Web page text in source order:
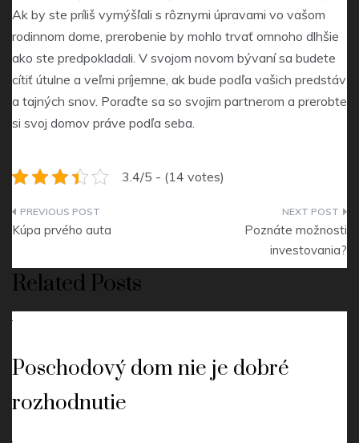
Ak by ste príliš vymýšľali s rôznymi úpravami vo vašom
rodinnom dome, prerobenie by mohlo trvať omnoho dlhšie
ako ste predpokladali. V svojom novom bývaní sa budete
cítiť útulne a veľmi príjemne, ak bude podľa vašich predstáv
a tajných snov. Poraďte sa so svojim partnerom a prerobte
si svoj domov práve podľa seba.
3.4/5 - (14 votes)
Navigace
příspěvek
Kúpa prvého auta
Poznáte možnosti
investovania?
Related Posts
Poschodový dom nie je dobré
rozhodnutie